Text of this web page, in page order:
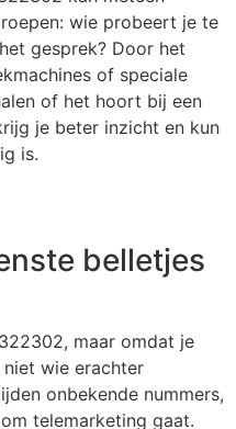
wie probeert je te
gesprek? Door het
of speciale
of het hoort bij een
je beter inzicht en kun
is.
belletjes
maar omdat je
wie erachter
onbekende nummers,
telemarketing gaat.